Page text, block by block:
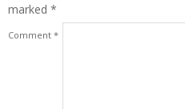
marked *
Comment *